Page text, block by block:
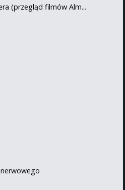
(przegląd filmów Alm...